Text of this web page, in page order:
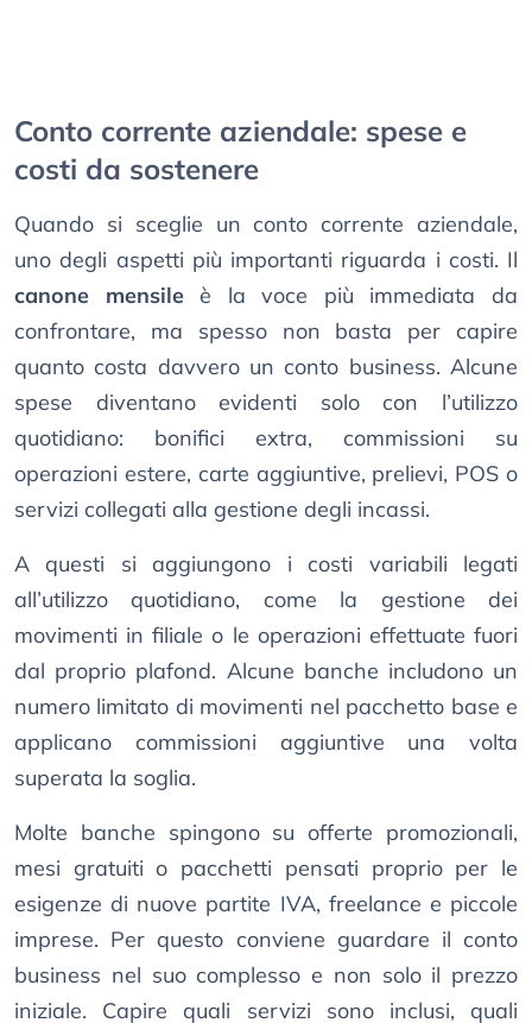
Conto corrente aziendale: spese e
costi da sostenere
Quando si sceglie un conto corrente aziendale,
uno degli aspetti più importanti riguarda i costi. Il
canone mensileè la voce più immediata da
confrontare, ma spesso non basta per capire
quanto costa davvero un conto business. Alcune
spese diventano evidenti solo con l’utilizzo
quotidiano: bonifici extra, commissioni su
operazioni estere, carte aggiuntive, prelievi, POS o
servizi collegati alla gestione degli incassi.
A questi si aggiungono i costi variabili legati
all’utilizzo quotidiano, come la gestione dei
movimenti in filiale o le operazioni effettuate fuori
dal proprio plafond. Alcune banche includono un
numero limitato di movimenti nel pacchetto base e
applicano commissioni aggiuntive una volta
superata la soglia.
Molte banche spingono su offerte promozionali,
mesi gratuiti o pacchetti pensati proprio per le
esigenze di nuove partite IVA, freelance e piccole
imprese. Per questo conviene guardare il conto
business nel suo complesso e non solo il prezzo
iniziale. Capire quali servizi sono inclusi, quali